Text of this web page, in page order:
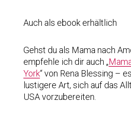
Auch als ebook erhältlich
Gehst du als Mama nach
empfehle ich dir auch „
York“ von Rena Blessing –
lustigere Art, sich auf das
USA vorzubereiten.